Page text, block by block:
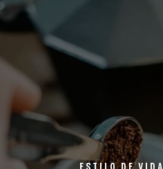
ESTILO DE VIDA